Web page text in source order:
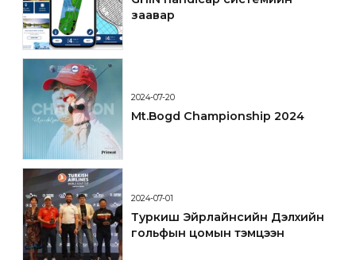
заавар
2024-07-20
Mt.Bogd Championship 2024
2024-07-01
Туркиш Эйрлайнсийн Дэлхийн
гольфын цомын тэмцээн